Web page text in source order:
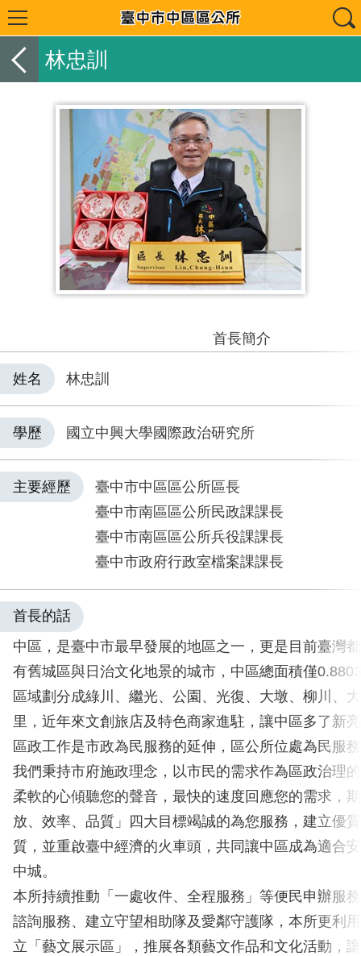
林忠訓
首長簡介
姓名 林忠訓
學歷 國立中興大學國際政治研究所
主要經歷
臺中市中區區公所區長
臺中市南區區公所民政課課長
臺中市南區區公所兵役課課長
臺中市政府行政室檔案課課長
首長的話
中區，是臺中市最早發展的地區之一，更是目前臺灣
有舊城區與日治文化地景的城市，中區總面積僅
區域劃分成綠川、繼光、公園、光復、大墩、柳川、
里，近年來文創旅店及特色商家進駐，讓中區多了新
區政工作是市政為民服務的延伸，區公所位處為民服
我們秉持市府施政理念，以市民的需求作為區政治理
柔軟的心傾聽您的聲音，最快的速度回應您的需求，
放、效率、品質」四大目標竭誠的為您服務，建立優
質，並重啟臺中經濟的火車頭，共同讓中區成為適合
中城。
本所持續推動「一處收件、全程服務」等便民申辦服
諮詢服務、建立守望相助隊及愛鄰守護隊，本所更利
立「藝文展示區」，推展各類藝文作品和文化活動，